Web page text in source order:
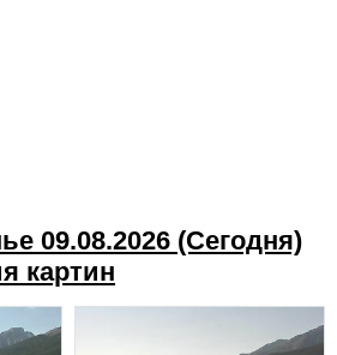
09.08.2026 (Cегодня)
картин